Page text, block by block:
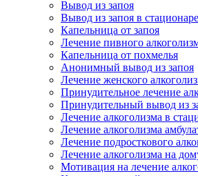
Вывод из запоя
Вывод из запоя в стационаре
Капельница от запоя
Лечение пивного
Капельница от похмелья
Анонимный вывод из запоя
Лечение женского
Принудительное лечение
Принудительный вывод из
Лечение алкоголизма в
Лечение алкоголизма
Лечение подросткового
Лечение алкоголизма на
Мотивация на лечение